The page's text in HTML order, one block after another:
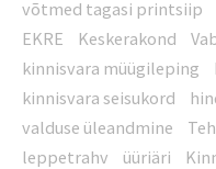
võtmed tagasi printsiip
EKRE
Keskerakond
kinnisvara müügileping
kinnisvara seisukord
valduse üleandmine
leppetrahv
üüriäri